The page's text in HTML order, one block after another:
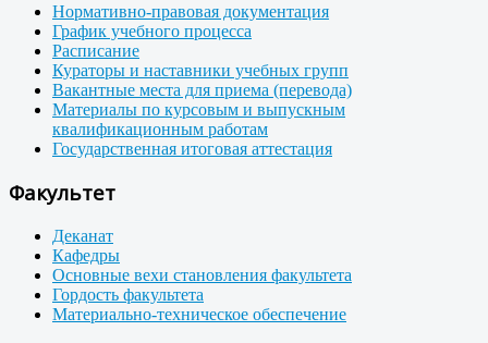
Нормативно-правовая документация
График учебного процесса
Расписание
Кураторы и наставники учебных групп
Вакантные места для приема (перевода)
Материалы по курсовым и выпускным
квалификационным работам
Государственная итоговая аттестация
Факультет
Деканат
Кафедры
Основные вехи становления факультета
Гордость факультета
Материально-техническое обеспечение